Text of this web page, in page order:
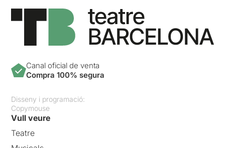
Canal oficial de venta
Compra 100% segura
Disseny i programació:
Copymouse
Vull veure
Teatre